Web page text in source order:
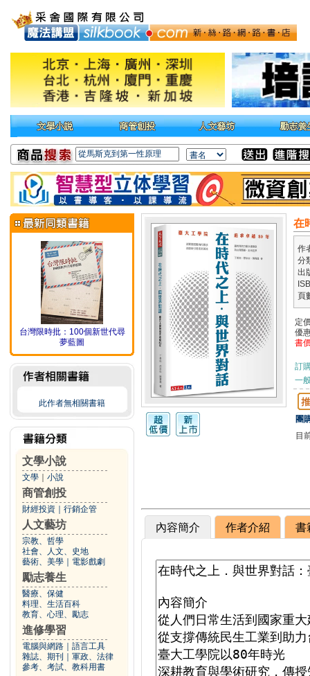
台灣限時批：100個新世代尋
夢藍圖
此作者無相關書籍
文學小說
文學 小說
商管創投
財經投資 行銷企管
人文藝坊
宗教、哲學
社會、人文、史地
藝術、美學
電影戲劇
勵志養生
醫療、保健
料理、生活百科
教育、心理、勵志
進修學習
電腦與網路
語言工具
雜誌、期刊
軍政、法律
參考、考試、教科用書
在
作
分
出
頁
定
優
書
訂
一
團
目
內容簡介 作者介紹 書